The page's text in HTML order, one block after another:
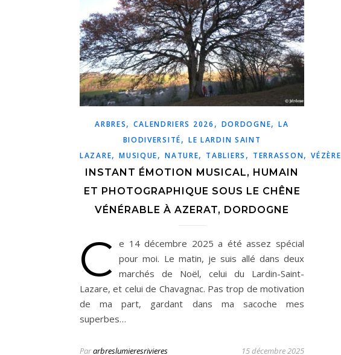
ARBRES,CALENDRIERS 2026 , DORDOGNE,LA
BIODIVERSITÉ, LE LARDIN SAINT
LAZARE,MUSIQUE,NATURE, TABLIERS , TERRASSON,VÉZÈRE
INSTANT ÉMOTION MUSICAL, HUMAIN
ET PHOTOGRAPHIQUE SOUS LE CHÊNE
VÉNÉRABLE À AZERAT, DORDOGNE
C e 14 décembre 2025 a été assez spécial
pour moi. Le matin, je suis allé dans deux
marchés de Noël, celui du Lardin-Saint-
Lazare, et celui de Chavagnac. Pas trop de motivation
de ma part, gardant dans ma sacoche mes
superbes…
Pararbreslumieresrivieres 15 décembre 2025